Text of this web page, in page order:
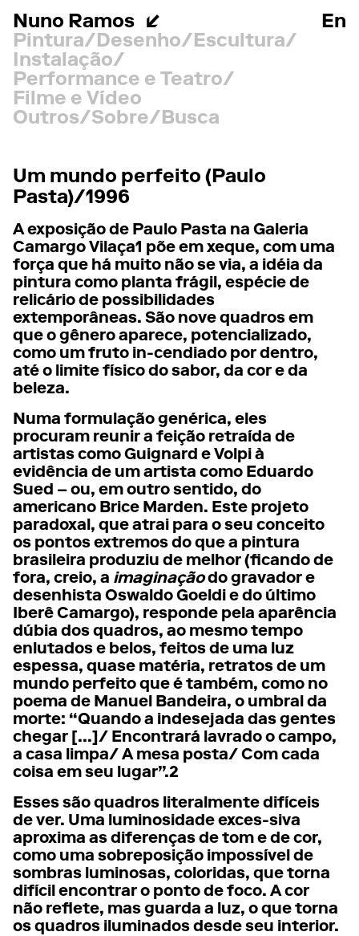
Nuno Ramos
En
Pintura
Desenho
Escultura
Instalação
Performance e Teatro
Filme e Vídeo
Outros
Sobre Busca
Um mundo perfeito (Paulo
Pasta)/1996
A exposição de Paulo Pasta na Galeria
Camargo Vilaça1 põe em xeque, com uma
força que há muito não se via, a idéia da
pintura como planta frágil, espécie de
relicário de possibilidades
extemporâneas. São nove quadros em
que o gênero aparece, potencializado,
como um fruto in-cendiado por dentro,
até o limite físico do sabor, da cor e da
beleza.
Numa formulação genérica, eles
procuram reunir a feição retraída de
artistas como Guignard e Volpi à
evidência de um artista como Eduardo
Sued – ou, em outro sentido, do
americano Brice Marden. Este projeto
paradoxal, que atrai para o seu conceito
os pontos extremos do que a pintura
brasileira produziu de melhor (ficando de
fora, creio, a imaginaçãodo gravador e
desenhista Oswaldo Goeldi e do último
Iberê Camargo), responde pela aparência
dúbia dos quadros, ao mesmo tempo
enlutados e belos, feitos de uma luz
espessa, quase matéria, retratos de um
mundo perfeito que é também, como no
poema de Manuel Bandeira, o umbral da
morte: “Quando a indesejada das gentes
chegar [...]/ Encontrará lavrado o campo,
a casa limpa/ A mesa posta/ Com cada
coisa em seu lugar”.2
Esses são quadros literalmente difíceis
de ver. Uma luminosidade exces-siva
aproxima as diferenças de tom e de cor,
como uma sobreposição impossível de
sombras luminosas, coloridas, que torna
difícil encontrar o ponto de foco. A cor
não reflete, mas guarda a luz, o que torna
os quadros iluminados desde seu interior.